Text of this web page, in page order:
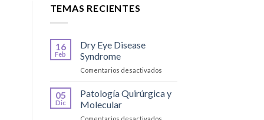
TEMAS RECIENTES
16
Feb
Dry Eye Disease
Syndrome
Comentarios desactivadosen
Disease
05
Dic
Patología Quirúrgica y
Molecular
Comentarios desactivadosen